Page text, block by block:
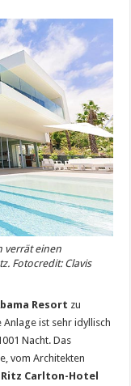
verrät einen
Fotocredit: Clavis
Resort zu
ist sehr idyllisch
Nacht. Das
vom Architekten
Ritz Carlton-Hotel